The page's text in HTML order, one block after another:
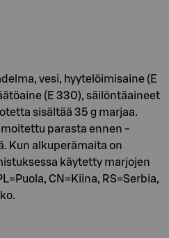
vesi, hyytelöimisaine (E
(E 330), säilöntäaineet
sisältää 35 g marjaa.
parasta ennen -
Kun alkuperämaita on
käytetty marjojen
CN=Kiina, RS=Serbia,